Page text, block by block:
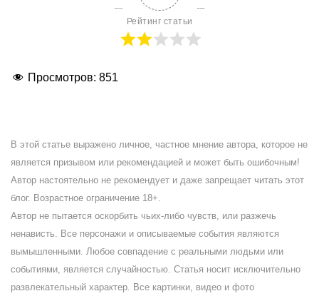
Рейтинг статьи
Просмотров: 851
В этой статье выражено личное, частное мнение автора, которое не
является призывом или рекомендацией и может быть ошибочным!
Автор настоятельно не рекомендует и даже запрещает читать этот
блог. Возрастное ограничение 18+.
Автор не пытается оскорбить чьих-либо чувств, или разжечь
ненависть. Все персонажи и описываемые события являются
вымышленными. Любое совпадение с реальными людьми или
событиями, является случайностью. Статья носит исключительно
развлекательный характер. Все картинки, видео и фото